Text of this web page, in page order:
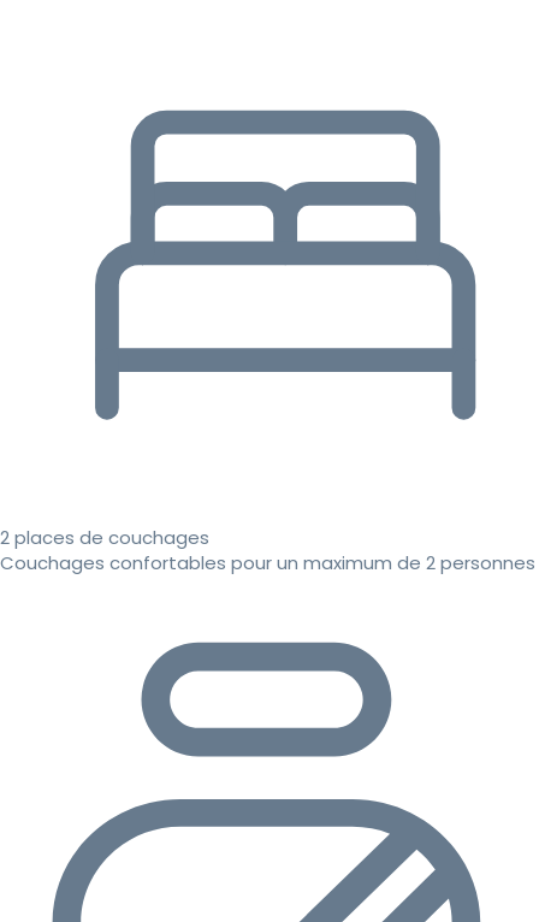
2 places de couchages
Couchages confortables pour un maximum de 2 personnes